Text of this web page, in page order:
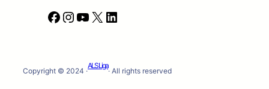
F
b
I
a
Y
u
X
e
Copyright © 2024 ·
ALS Liga
· All rights reserved